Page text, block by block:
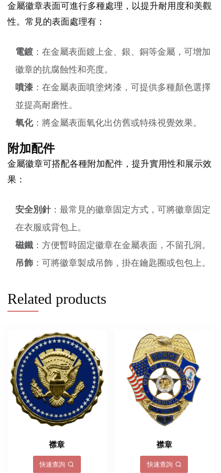
金屬徽章表面可進行多種處理，以提升耐用度和美觀
性。常見的表面處理有：
電鍍 ：在金屬表面鍍上金、銀、銅等金屬，可增加
徽章的抗腐蝕性和亮度。
噴漆 ：在金屬表面噴塗烤漆，可提供多種顏色選擇
並提高耐磨性。
氧化：將金屬表面氧化出仿舊或特殊視覺效果。
附加配件
金屬徽章可搭配各種附加配件，提升實用性和展示效
果：
安全別針：最常見的徽章固定方式，可將徽章固定
在衣服或背包上。
磁鐵 ：方便暫時固定徽章在金屬表面，不留孔洞。
吊飾 ：可將徽章製成吊飾，掛在鑰匙圈或包包上。
Related products
襟章
快速查詢
襟章
快速查詢